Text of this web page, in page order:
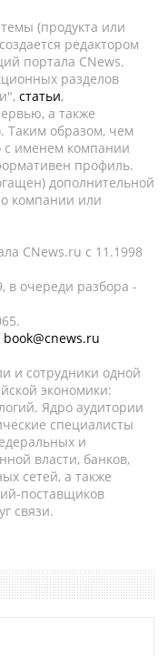
(продукта или
редактором
портала CNews.
разделов
статьи,
а также
Таким образом, чем
с именем компании
профиль.
дополнительной
компании или
CNews.ru c 11.1998
в очереди разбора -
book@cnews.ru
и сотрудники одной
экономики:
Ядро аудитории
специалисты
и
власти, банков,
сетей, а также
поставщиков
связи.